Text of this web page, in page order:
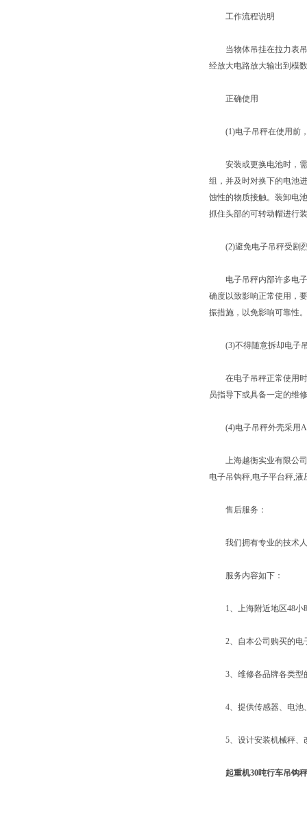
工作流程说明
当物体吊挂在拉力表吊
经放大电路放大输出到模
正确使用
(1)电子吊秤在使用前，
安装或更换电池时，需
组，并及时对换下的电池
蚀性的物质接触。装卸电
抓住头部的可转动帽进行
(2)避免电子吊秤受剧
电子吊秤内部许多电子
确度以致影响正常使用，
振措施，以免影响可靠性。
(3)不得随意拆却电子
在电子吊秤正常使用时
员指导下或具备一定的维
(4)电子吊秤外壳采用
上海越衡实业有限公司
电子吊钩秤,电子平台秤,
售后服务：
我们拥有专业的技术人
服务内容如下：
1、上海附近地区48小
2、自本公司购买的电
3、维修各品牌各类型的
4、提供传感器、电池
5、设计安装机械秤、改
起重机30吨行车吊钩